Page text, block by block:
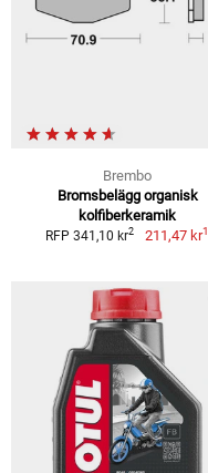
Brembo
Bromsbelägg organisk
kolfiberkeramik
RFP 341,10 kr2 211,47 kr1